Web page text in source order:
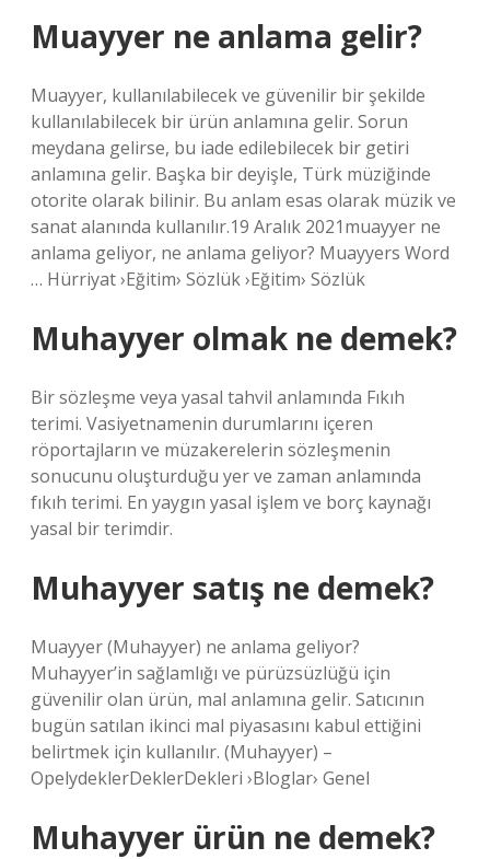
Muayyer ne anlama gelir?
Muayyer, kullanılabilecek ve güvenilir bir şekilde
kullanılabilecek bir ürün anlamına gelir. Sorun
meydana gelirse, bu iade edilebilecek bir getiri
anlamına gelir. Başka bir deyişle, Türk müziğinde
otorite olarak bilinir. Bu anlam esas olarak müzik ve
sanat alanında kullanılır.19 Aralık 2021muayyer ne
anlama geliyor, ne anlama geliyor? Muayyers Word
… Hürriyat ›Eğitim› Sözlük ›Eğitim› Sözlük
Muhayyer olmak ne demek?
Bir sözleşme veya yasal tahvil anlamında Fıkıh
terimi. Vasiyetnamenin durumlarını içeren
röportajların ve müzakerelerin sözleşmenin
sonucunu oluşturduğu yer ve zaman anlamında
fıkıh terimi. En yaygın yasal işlem ve borç kaynağı
yasal bir terimdir.
Muhayyer satış ne demek?
Muayyer (Muhayyer) ne anlama geliyor?
Muhayyer’in sağlamlığı ve pürüzsüzlüğü için
güvenilir olan ürün, mal anlamına gelir. Satıcının
bugün satılan ikinci mal piyasasını kabul ettiğini
belirtmek için kullanılır. (Muhayyer) –
OpelydeklerDeklerDekleri ›Bloglar› Genel
Muhayyer ürün ne demek?